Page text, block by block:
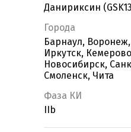
Данириксин
Города
Барнаул,
Иркутск,
Новосибирск,
Смоленск, Чита
Фаза КИ
IIb